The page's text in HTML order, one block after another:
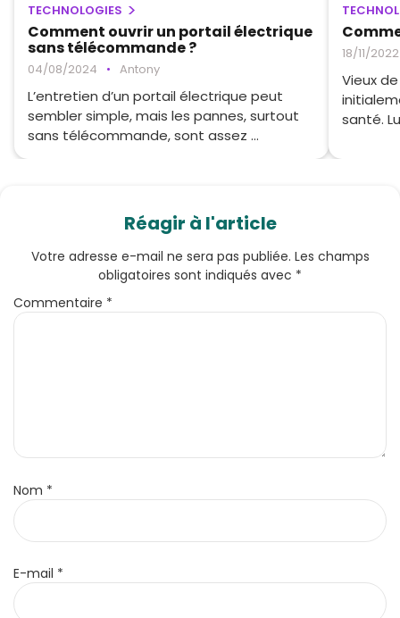
TECHNOLOGIES
Comment ouvrir un portail électrique
sans télécommande ?
04/08/2024 • Antony
L’entretien d’un portail électrique peut
sembler simple, mais les pannes, surtout
sans télécommande, sont assez ...
18/11/2022
Vieux
santé.
Réagir à l'article
Votre adresse e-mail ne sera pas publiée. Les champs
obligatoires sont indiqués avec *
Commentaire *
Nom *
E-mail *